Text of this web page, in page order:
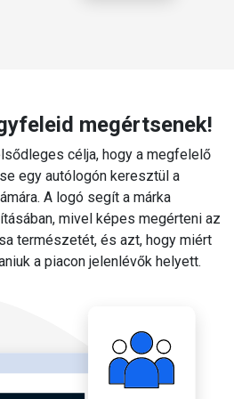
megértsenek!
célja, hogy a megfelelő
egy autólogón keresztül a
A logó segít a márka
mivel képes megérteni az
természetét, és azt, hogy miért
a piacon jelenlévők helyett.